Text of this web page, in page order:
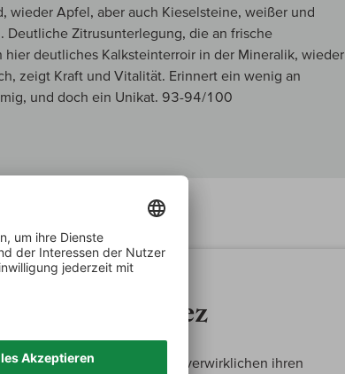
wieder Apfel, aber auch Kieselsteine, weißer und
Deutliche Zitrusunterlegung, die an frische
deutliches Kalksteinterroir in der Mineralik, wieder
zeigt Kraft und Vitalität. Erinnert ein wenig an
und doch ein Unikat. 93-94/100
Gonzalez
und Martin Lichtenberger verwirklichen ihren